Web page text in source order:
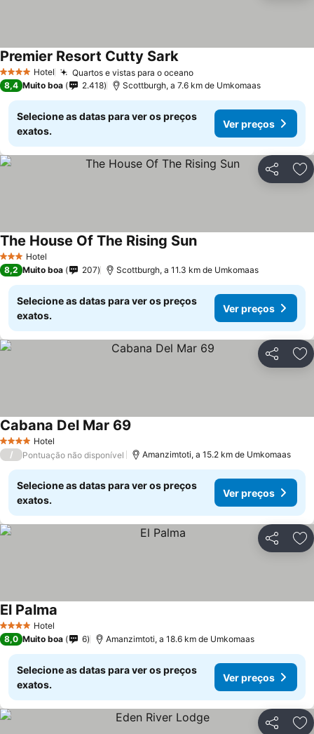
4 EstrelasHotel Quartos e vistas para o oceano
Premier Resort Cutty Sark
8,4 Muito boa 2.418 Scottburgh, a 7.6 km de Umkomaas
Selecione as datas para ver os preços
exatos.
Ver preços
Partilhar
3 EstrelasHotel
The House Of The Rising Sun
8,2 Muito boa 207 Scottburgh, a 11.3 km de Umkomaas
Selecione as datas para ver os preços
exatos.
Ver preços
Partilhar
4 EstrelasHotel
Cabana Del Mar 69
/ Pontuação não disponível Amanzimtoti, a 15.2 km de Umkomaas
Selecione as datas para ver os preços
exatos.
Ver preços
Partilhar
4 EstrelasHotel
El Palma
8,0 Muito boa 6 Amanzimtoti, a 18.6 km de Umkomaas
Selecione as datas para ver os preços
exatos.
Ver preços
Partilhar